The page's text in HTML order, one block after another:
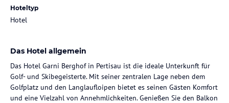
Hoteltyp
Hotel
Das Hotel allgemein
Das Hotel Garni Berghof in Pertisau ist die ideale Unterkunft für
Golf- und Skibegeisterte. Mit seiner zentralen Lage neben dem
Golfplatz und den Langlaufloipen bietet es seinen Gästen Komfort
und eine Vielzahl von Annehmlichkeiten. Genießen Sie den Balkon